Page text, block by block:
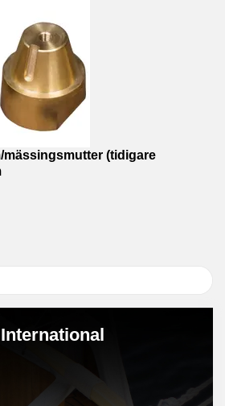
mässingsmutter (tidigare